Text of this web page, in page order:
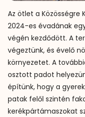
Az ötlet a Közösségre
2024-es évadának
végén kezdődött. A
végeztünk, és évelő
környezetet. A
osztott padot
építünk, hogy a
patak felől szintén
kerékpártámaszokat